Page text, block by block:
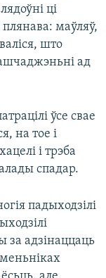
ці
плянава: маўляў,
што
ашчаджэньні ад
ўсе свае
на тое і
і трэба
спадар.
падыходзілі
за адзінаццаць